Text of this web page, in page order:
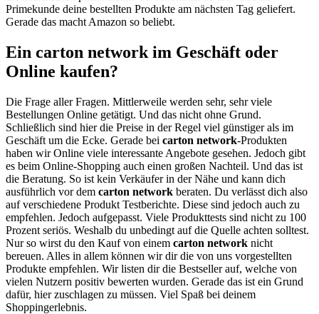
Primekunde deine bestellten Produkte am nächsten Tag geliefert.
Gerade das macht Amazon so beliebt.
Ein carton network im Geschäft oder
Online kaufen?
Die Frage aller Fragen. Mittlerweile werden sehr, sehr viele
Bestellungen Online getätigt. Und das nicht ohne Grund.
Schließlich sind hier die Preise in der Regel viel günstiger als im
Geschäft um die Ecke. Gerade bei carton network-Produkten
haben wir Online viele interessante Angebote gesehen. Jedoch gibt
es beim Online-Shopping auch einen großen Nachteil. Und das ist
die Beratung. So ist kein Verkäufer in der Nähe und kann dich
ausführlich vor dem carton network beraten. Du verlässt dich also
auf verschiedene Produkt Testberichte. Diese sind jedoch auch zu
empfehlen. Jedoch aufgepasst. Viele Produkttests sind nicht zu 100
Prozent seriös. Weshalb du unbedingt auf die Quelle achten solltest.
Nur so wirst du den Kauf von einem carton network nicht
bereuen. Alles in allem können wir dir die von uns vorgestellten
Produkte empfehlen. Wir listen dir die Bestseller auf, welche von
vielen Nutzern positiv bewerten wurden. Gerade das ist ein Grund
dafür, hier zuschlagen zu müssen. Viel Spaß bei deinem
Shoppingerlebnis.